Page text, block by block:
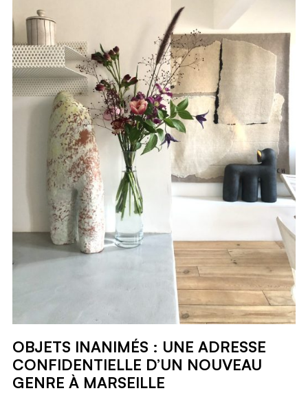
OBJETS INANIMÉS : UNE ADRESSE
CONFIDENTIELLE D’UN NOUVEAU
GENRE À MARSEILLE